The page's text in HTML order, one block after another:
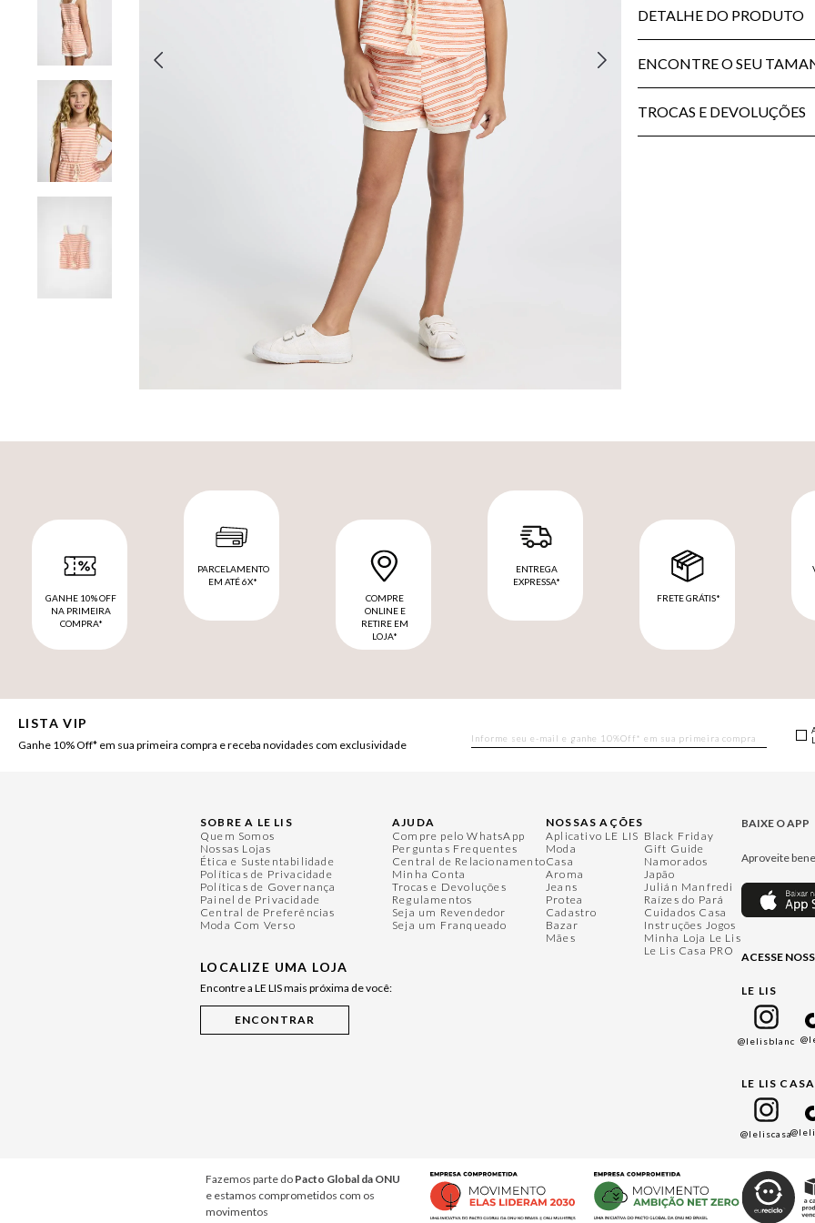
DETALHE DO PRODUTO
ENCONTRE O SEU
TROCAS E DEVOLUÇÕES
GANHE 10% OFF
NA PRIMEIRA
COMPRA*
PARCELAMENTO
EM ATÉ 6X*
COMPRE
ONLINE E
RETIRE EM
LOJA*
ENTREGA
EXPRESSA*
FRETE GRÁTIS*
LISTA VIP
Ganhe 10% Off* em sua primeira compra e receba novidades com exclusividade
SOBRE A LE LIS
Quem Somos
Nossas Lojas
Ética e Sustentabilidade
Políticas de Privacidade
Políticas de Governança
Painel de Privacidade
Central de Preferências
Moda Com Verso
LOCALIZE UMA LOJA
Encontre a LE LIS mais próxima de você:
AJUDA
Compre pelo WhatsApp
Perguntas Frequentes
Central de Relacionamento
Minha Conta
Trocas e Devoluções
Regulamentos
Seja um Revendedor
Seja um Franqueado
NOSSAS AÇÕES
Aplicativo LE LIS
Moda
Casa
Aroma
Jeans
Protea
Cadastro
Bazar
Mães
Black Friday
Gift Guide
Namorados
Japão
Julián Manfredi
Raízes do Pará
Cuidados Casa
Instruções Jogos
Minha Loja Le Lis
Le Lis Casa PRO
BAIXE O APP
Aproveite
ACESSE
LE LIS
@lelisblanc
LE LIS CASA
@leliscasa
Fazemos parte do Pacto Global da ONU
e estamos comprometidos com os
movimentos